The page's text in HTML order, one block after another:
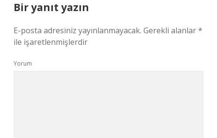
Bir yanıt yazın
E-posta adresiniz yayınlanmayacak. Gerekli alanlar*
ile işaretlenmişlerdir
Yorum